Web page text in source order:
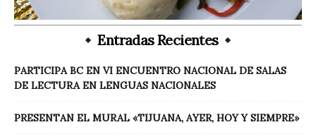
Entradas Recientes
PARTICIPA BC EN VI ENCUENTRO NACIONAL DE SALAS
DE LECTURA EN LENGUAS NACIONALES
PRESENTAN EL MURAL «TIJUANA, AYER, HOY Y SIEMPRE»